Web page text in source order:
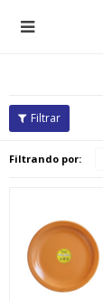

Filtrando por: